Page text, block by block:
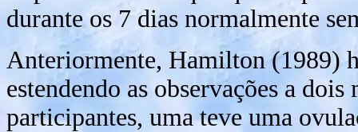
durante os 7 dias normalmente
Anteriormente, Hamilton (1989)
estendendo as observações a
participantes, uma teve uma